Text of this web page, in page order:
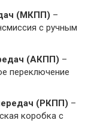
(МКПП) –
с ручным
(АКПП) –
переключение
(РКПП) –
коробка с